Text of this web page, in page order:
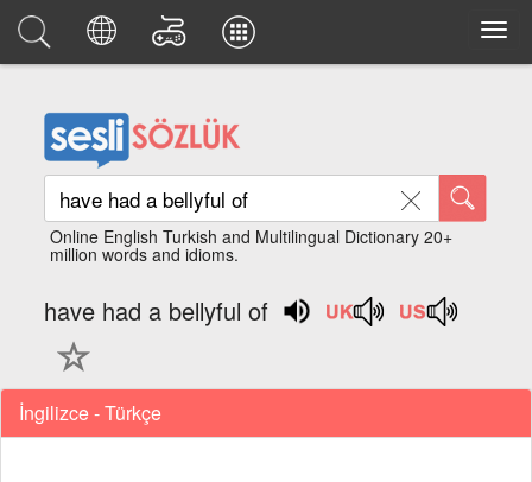
Online English Turkish and Multilingual Dictionary 20+
million words and idioms.
have had a bellyful of
İngilizce - Türkçe